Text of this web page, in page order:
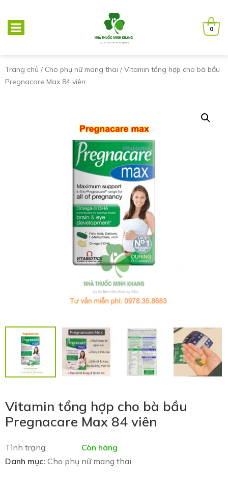
0
Trang chủ / Cho phụ nữ mang thai / Vitamin tổng hợp cho bà bầu
Pregnacare Max 84 viên
Vitamin tổng hợp cho bà bầu
Pregnacare Max 84 viên
Tình trạng:
Còn hàng
Danh mục: Cho phụ nữ mang thai